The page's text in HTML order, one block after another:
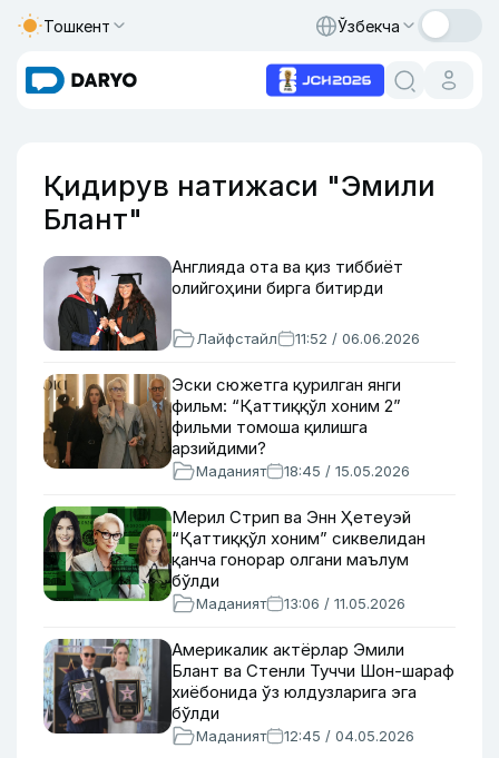
Тошкент Ўзбекча
Қидирув натижаси "Эмили
Блант"
Англияда ота ва қиз тиббиёт
олийгоҳини бирга битирди
Лайфстайл 11:52 / 06.06.2026
Эски сюжетга қурилган янги
фильм: “Қаттиққўл хоним 2”
фильми томоша қилишга
арзийдими?
Маданият 18:45 / 15.05.2026
Мерил Стрип ва Энн Ҳетеуэй
“Қаттиққўл хоним” сиквелидан
қанча гонорар олгани маълум
бўлди
Маданият 13:06 / 11.05.2026
Америкалик актёрлар Эмили
Блант ва Стенли Туччи Шон-шараф
хиёбонида ўз юлдузларига эга
бўлди
Маданият 12:45 / 04.05.2026